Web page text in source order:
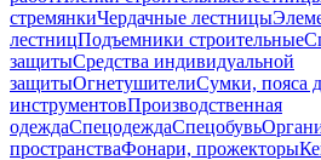
стремянкиЧердачные лестницы
лестницПодъемники строительные
защитыСредства индивидуальной
защитыОгнетушителиСумки, пояса
инструментовПроизводственная
одеждаСпецодеждаСпецобувь
пространстваФонари, прожекторы